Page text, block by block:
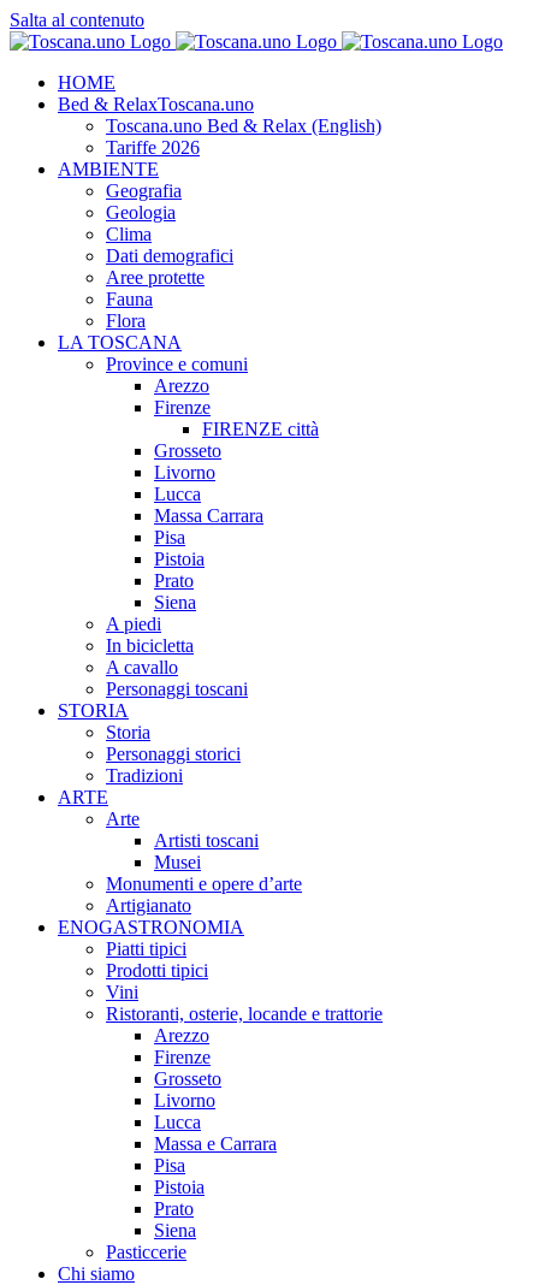
Salta al contenuto
HOME
Bed & RelaxToscana.uno
Toscana.uno Bed & Relax (English)
Tariffe 2026
AMBIENTE
Geografia
Geologia
Clima
Dati demografici
Aree protette
Fauna
Flora
LA TOSCANA
Province e comuni
Arezzo
Firenze
FIRENZE città
Grosseto
Livorno
Lucca
Massa Carrara
Pisa
Pistoia
Prato
Siena
A piedi
In bicicletta
A cavallo
Personaggi toscani
STORIA
Storia
Personaggi storici
Tradizioni
ARTE
Arte
Artisti toscani
Musei
Monumenti e opere d’arte
Artigianato
ENOGASTRONOMIA
Piatti tipici
Prodotti tipici
Vini
Ristoranti, osterie, locande e trattorie
Arezzo
Firenze
Grosseto
Livorno
Lucca
Massa e Carrara
Pisa
Pistoia
Prato
Siena
Pasticcerie
Chi siamo